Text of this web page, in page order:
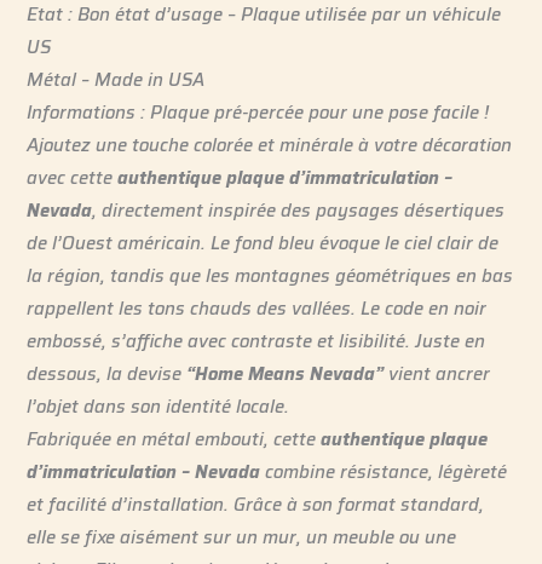
Etat : Bon état d’usage – Plaque utilisée par un véhicule
US
Métal – Made in USA
Informations : Plaque pré-percée pour une pose facile !
Ajoutez une touche colorée et minérale à votre décoration
avec cetteauthentique plaque d’immatriculation –
Nevada, directement inspirée des paysages désertiques
de l’Ouest américain. Le fond bleu évoque le ciel clair de
la région, tandis que les montagnes géométriques en bas
rappellent les tons chauds des vallées. Le code en noir
embossé, s’affiche avec contraste et lisibilité. Juste en
dessous, la devise “Home Means Nevada”vient ancrer
l’objet dans son identité locale.
Fabriquée en métal embouti, cetteauthentique plaque
d’immatriculation – Nevadacombine résistance, légèreté
et facilité d’installation. Grâce à son format standard,
elle se fixe aisément sur un mur, un meuble ou une